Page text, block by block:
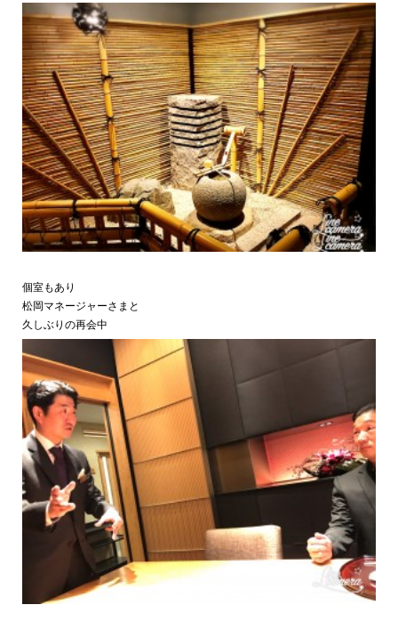
個室もあり
松岡マネージャーさまと
久しぶりの再会中